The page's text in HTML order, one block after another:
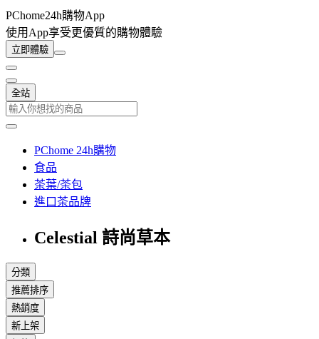
PChome24h購物App
使用App享受更優質的購物體驗
立即體驗
全站
PChome 24h購物
食品
茶葉/茶包
進口茶品牌
Celestial 詩尚草本
分類
推薦排序
熱銷度
新上架